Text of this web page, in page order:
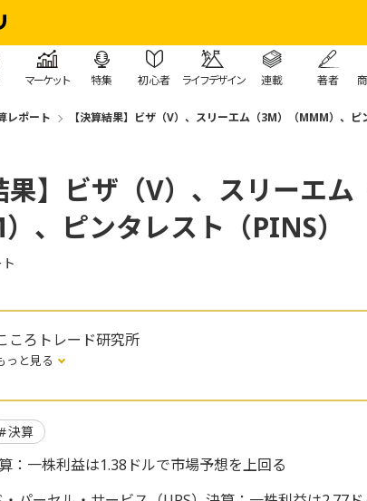
マーケット 特集 初心者 ライフデザイン 連載 著者 商
レポート 【決算結果】ビザ（V）、スリーエム（3M）（MMM）、ピ
果】ビザ（V）、スリーエム
）、ピンタレスト（PINS）
ころトレード研究所
っと見る
決算
：一株利益は1.38ドルで市場予想を上回る